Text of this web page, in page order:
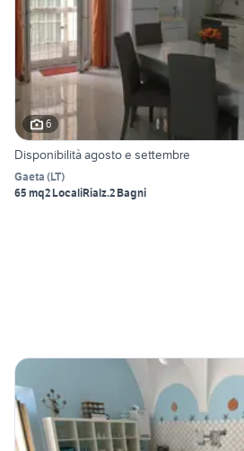
6
Disponibilità agosto e settembre
Gaeta (LT)
65 mq2 LocaliRialz.2 Bagni